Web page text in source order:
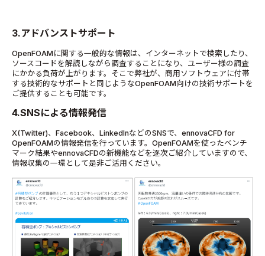
3.アドバンストサポート
OpenFOAMに関する一般的な情報は、インターネットで検索したり、
ソースコードを解読しながら調査することになり、ユーザー様の調査
にかかる負荷が上がります。そこで弊社が、商用ソフトウェアに付帯
する技術的なサポートと同じようなOpenFOAM向けの技術サポートを
ご提供することも可能です。
4.SNSによる情報発信
X(Twitter)、Facebook、LinkedInなどのSNSで、ennovaCFD for
OpenFOAMの情報発信を行っています。OpenFOAMを使ったベンチ
マーク結果やennovaCFDの新機能などを逐次ご紹介していますので、
情報収集の一環として是非ご活用ください。